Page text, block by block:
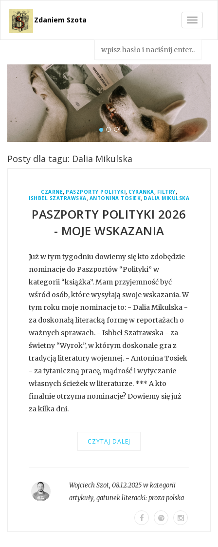
Toggle
Zdaniem Szota
Posty dla tagu: Dalia Mikulska
CZARNE, PASZPORTY POLITYKI, CYRANKA, FILTRY,
ISHBEL SZATRAWSKA, ANTONINA TOSIEK, DALIA MIKULSKA
PASZPORTY POLITYKI 2026
- MOJE WSKAZANIA
Już w tym tygodniu dowiemy się kto zdobędzie
nominacje do Paszportów “Polityki” w
kategorii “książka”. Mam przyjemność być
wśród osób, które wysyłają swoje wskazania. W
tym roku moje nominacje to: - Dalia Mikulska -
za doskonałą literacką formę w reportażach o
ważnych sprawach. - Ishbel Szatrawska - za
świetny “Wyrok”, w którym doskonale gra z
tradycją literatury wojennej. - Antonina Tosiek
- za tytaniczną pracę, mądrość i wytyczanie
własnych ścieżek w literaturze. *** A kto
finalnie otrzyma nominacje? Dowiemy się już
za kilka dni.
CZYTAJ DALEJ
Wojciech Szot, 08.12.2025 w kategorii
artykuły, gatunek literacki:proza polska